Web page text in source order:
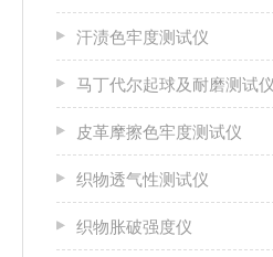
汗渍色牢度测试仪
马丁代尔起球及耐磨测试仪
皮革摩擦色牢度测试仪
织物透气性测试仪
织物胀破强度仪